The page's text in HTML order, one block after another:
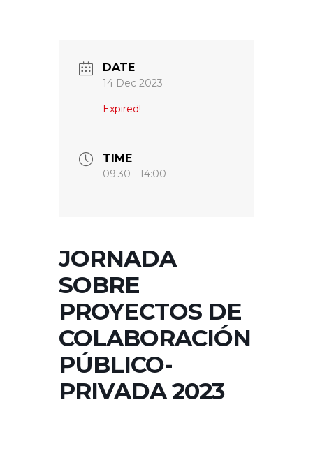
DATE
14 Dec 2023
Expired!
TIME
09:30 - 14:00
JORNADA
SOBRE
PROYECTOS DE
COLABORACIÓN
PÚBLICO-
PRIVADA 2023